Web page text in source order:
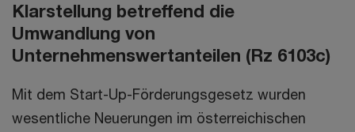
Klarstellung betreffend die
Umwandlung von
Unternehmenswertanteilen (Rz 6103c)
Mit dem Start-Up-Förderungsgesetz wurden
wesentliche Neuerungen im österreichischen